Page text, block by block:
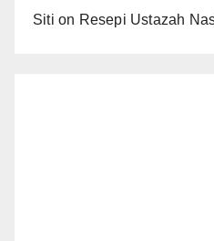
Siti on Resepi Ustazah